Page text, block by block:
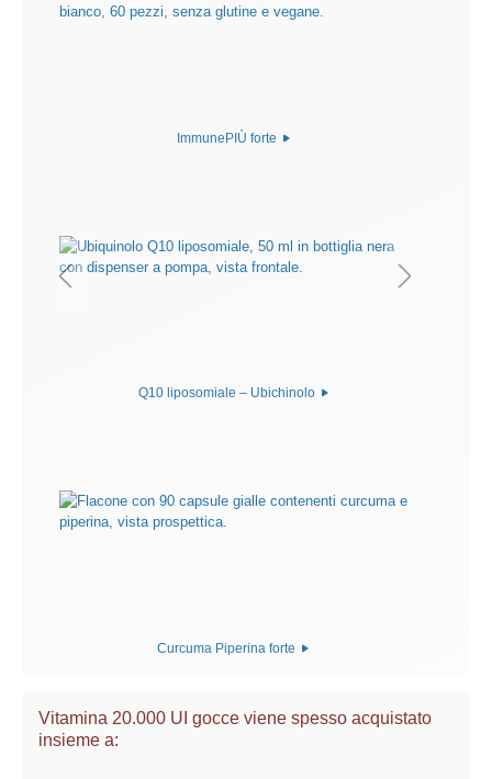
ImmunePIÙ forte
Q10 liposomiale – Ubichinolo
Curcuma Piperina forte
Vitamina 20.000 UI gocce viene spesso acquistato
insieme a: